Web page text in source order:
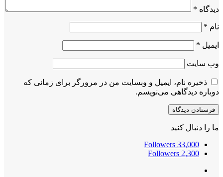
دیدگاه *
نام *
ایمیل *
وب‌ سایت
ذخیره نام، ایمیل و وبسایت من در مرورگر برای زمانی که
دوباره دیدگاهی می‌نویسم.
ما را دنبال کنید
33,000
Followers
2,300
Followers